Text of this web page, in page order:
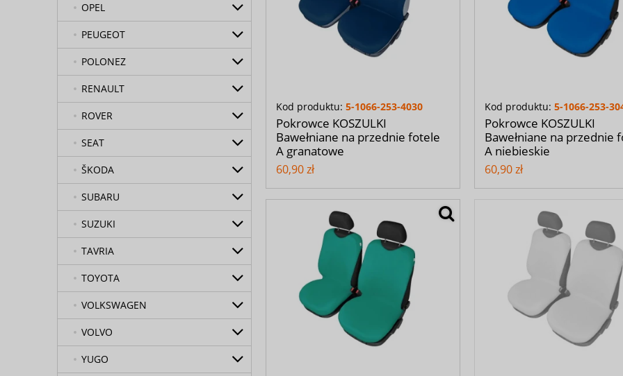
OPEL
PEUGEOT
POLONEZ
RENAULT
ROVER
SEAT
ŠKODA
SUBARU
SUZUKI
TAVRIA
TOYOTA
VOLKSWAGEN
VOLVO
YUGO
Kod produktu: 5-1066-253-4030
Pokrowce KOSZULKI
Bawełniane na przednie fotele
A granatowe
60,90 zł
Kod produktu: 5-1066-253-
Pokrowce KOSZULKI
Bawełniane na przednie
A niebieskie
60,90 zł